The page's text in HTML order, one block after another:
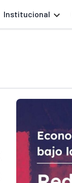
Institucional